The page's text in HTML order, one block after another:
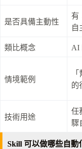
是否具備主動性
有
自
類比概念 AI
情境範例
的
技術用途
任
驟
Skill 可以做哪些自動